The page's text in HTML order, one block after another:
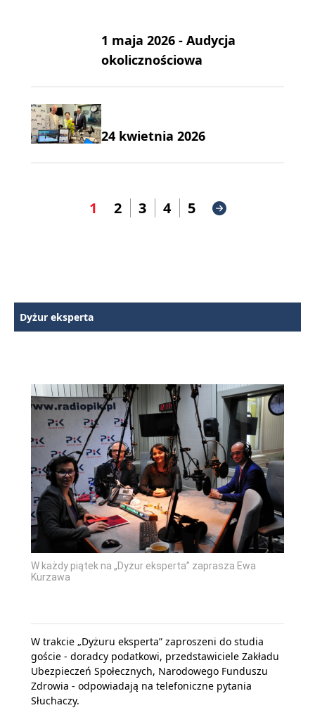
1 maja 2026 - Audycja
okolicznościowa
24 kwietnia 2026
1 2 3 4 5
Dyżur eksperta
W każdy piątek na „Dyżur eksperta” zaprasza Ewa
Kurzawa
W trakcie „Dyżuru eksperta” zaproszeni do studia
goście - doradcy podatkowi, przedstawiciele Zakładu
Ubezpieczeń Społecznych, Narodowego Funduszu
Zdrowia - odpowiadają na telefoniczne pytania
Słuchaczy.